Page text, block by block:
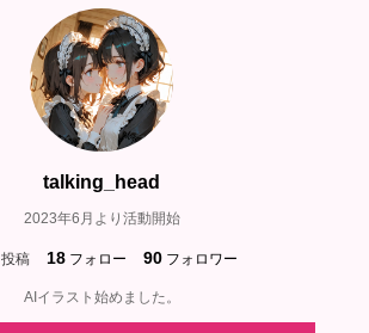
talking_head
2023年6月より活動開始
投稿 18 フォロー 90 フォロワー
AIイラスト始めました。